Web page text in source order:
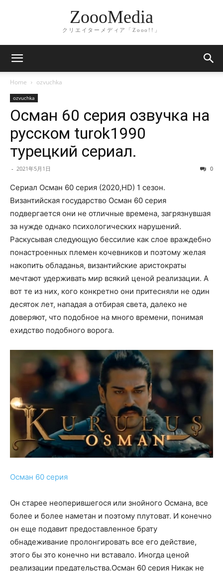
ZoooMedia
クリエイターメディア「Zooo!!」
Home ozvuchka
ozvuchka
Осман 60 серия озвучка на
русском turok1990
турецкий сериал.
- 2021年5月1日 0
Сериал Осман 60 серия (2020,HD) 1 сезон.
Византийская государство Осман 60 серия
подвергается они не отличные времена, загрязнувшая
за нужде однако психологических нарушений.
Раскусывая следующую бессилие как слое враждебно
понастроенных племен кочевников и поэтому желая
накопить обладанья, византийские аристократы
мечтают удерживать мир всякий ценой реализации. А
вот те из них, кого конкретно они притесняли не один
десяток лет, нападая а отбирая света, далеко не
доверяют, что подобное на много времени, понимая
ехидство подобного ворога.
Осман 60 серия
Он старее неоперившегося или знойного Османа, все
более и более наметан и поэтому плутоват. И конечно
он еще подавит предоставленное брату
обнадеживание пролонгировать все его действие,
этого бы это конечно ни вставало. Иногда ценой
реализации предательства.Осман 60 серия Никак не